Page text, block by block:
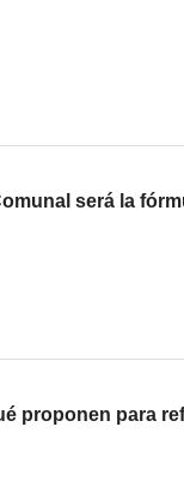
será la
proponen para